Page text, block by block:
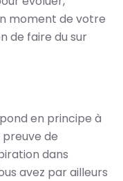
moment de votre
de faire du sur
en principe à
de
dans
avez par ailleurs